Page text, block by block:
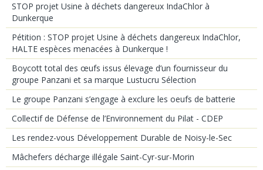
STOP projet Usine à déchets dangereux IndaChlor à
Dunkerque
Pétition : STOP projet Usine à déchets dangereux IndaChlor,
HALTE espèces menacées à Dunkerque !
Boycott total des œufs issus élevage d’un fournisseur du
groupe Panzani et sa marque Lustucru Sélection
Le groupe Panzani s’engage à exclure les oeufs de batterie
Collectif de Défense de l’Environnement du Pilat - CDEP
Les rendez-vous Développement Durable de Noisy-le-Sec
Mâchefers décharge illégale Saint-Cyr-sur-Morin